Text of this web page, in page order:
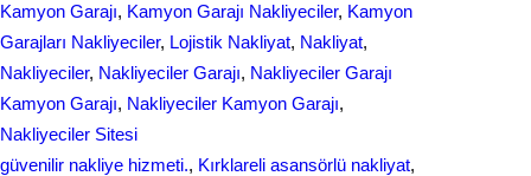
o
o
k
d
I
n
r
e
Kamyon Garajı, Kamyon Garajı Nakliyeciler, Kamyon
Garajları Nakliyeciler, Lojistik Nakliyat, Nakliyat
Nakliyeciler, Nakliyeciler Garajı, Nakliyeciler Garajı
Kamyon Garajı, Nakliyeciler Kamyon Garajı
Nakliyeciler Sitesi
güvenilir nakliye hizmeti., Kırklareli asansörlü nakliyat